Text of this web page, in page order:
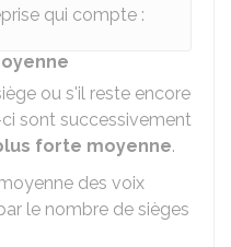
qui compte :
ou s'il reste encore
sont successivement
forte moyenne.
des voix
le nombre de sièges